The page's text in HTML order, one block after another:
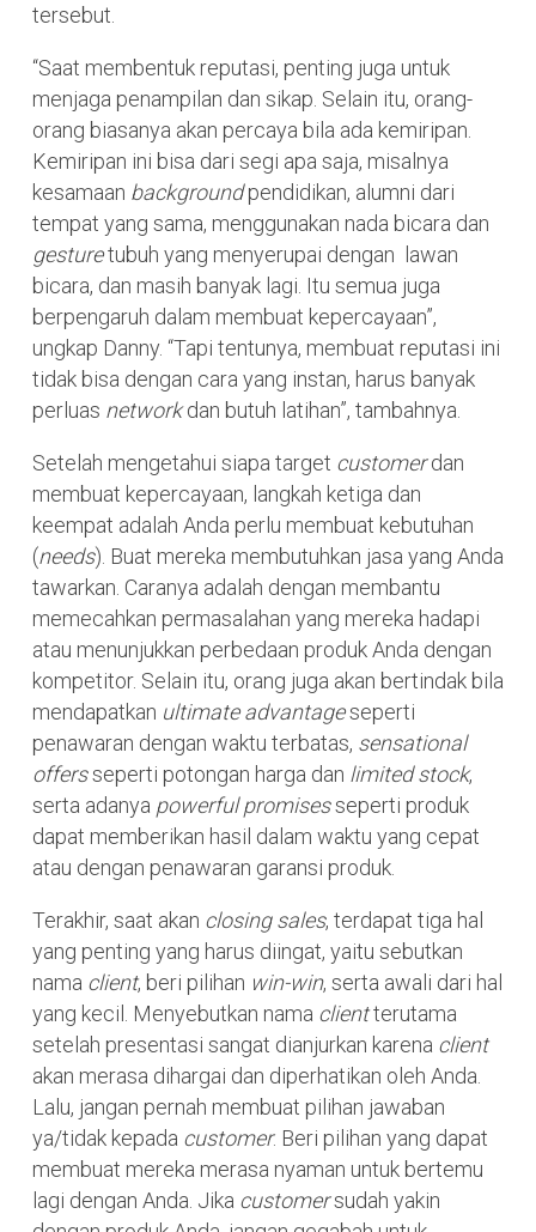
tersebut.
“Saat membentuk reputasi, penting juga untuk
menjaga penampilan dan sikap. Selain itu, orang-
orang biasanya akan percaya bila ada kemiripan.
Kemiripan ini bisa dari segi apa saja, misalnya
kesamaan backgroundpendidikan, alumni dari
tempat yang sama, menggunakan nada bicara dan
gesturetubuh yang menyerupai dengan lawan
bicara, dan masih banyak lagi. Itu semua juga
berpengaruh dalam membuat kepercayaan”,
ungkap Danny. “Tapi tentunya, membuat reputasi ini
tidak bisa dengan cara yang instan, harus banyak
perluas networkdan butuh latihan”, tambahnya.
Setelah mengetahui siapa target customerdan
membuat kepercayaan, langkah ketiga dan
keempat adalah Anda perlu membuat kebutuhan
(needs). Buat mereka membutuhkan jasa yang Anda
tawarkan. Caranya adalah dengan membantu
memecahkan permasalahan yang mereka hadapi
atau menunjukkan perbedaan produk Anda dengan
kompetitor. Selain itu, orang juga akan bertindak bila
mendapatkan ultimate advantageseperti
penawaran dengan waktu terbatas, sensational
offersseperti potongan harga dan limited stock,
serta adanya powerful promisesseperti produk
dapat memberikan hasil dalam waktu yang cepat
atau dengan penawaran garansi produk.
Terakhir, saat akan closing sales, terdapat tiga hal
yang penting yang harus diingat, yaitu sebutkan
nama client, beri pilihan win-win, serta awali dari hal
yang kecil. Menyebutkan nama clientterutama
setelah presentasi sangat dianjurkan karena client
akan merasa dihargai dan diperhatikan oleh Anda.
Lalu, jangan pernah membuat pilihan jawaban
ya/tidak kepada customer. Beri pilihan yang dapat
membuat mereka merasa nyaman untuk bertemu
lagi dengan Anda. Jika customersudah yakin